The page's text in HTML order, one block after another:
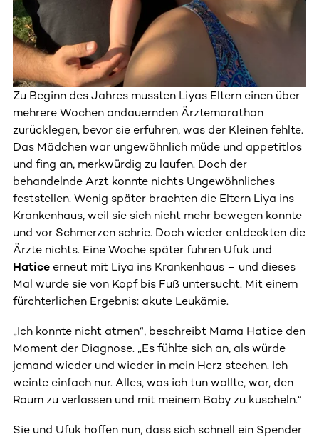
Zu Beginn des Jahres mussten Liyas Eltern einen über
mehrere Wochen andauernden Ärztemarathon
zurücklegen, bevor sie erfuhren, was der Kleinen fehlte.
Das Mädchen war ungewöhnlich müde und appetitlos
und fing an, merkwürdig zu laufen. Doch der
behandelnde Arzt konnte nichts Ungewöhnliches
feststellen. Wenig später brachten die Eltern Liya ins
Krankenhaus, weil sie sich nicht mehr bewegen konnte
und vor Schmerzen schrie. Doch wieder entdeckten die
Ärzte nichts. Eine Woche später fuhren Ufuk und
Hatice erneut mit Liya ins Krankenhaus – und dieses
Mal wurde sie von Kopf bis Fuß untersucht. Mit einem
fürchterlichen Ergebnis: akute Leukämie.
„Ich konnte nicht atmen“, beschreibt Mama Hatice den
Moment der Diagnose. „Es fühlte sich an, als würde
jemand wieder und wieder in mein Herz stechen. Ich
weinte einfach nur. Alles, was ich tun wollte, war, den
Raum zu verlassen und mit meinem Baby zu kuscheln.“
Sie und Ufuk hoffen nun, dass sich schnell ein Spender